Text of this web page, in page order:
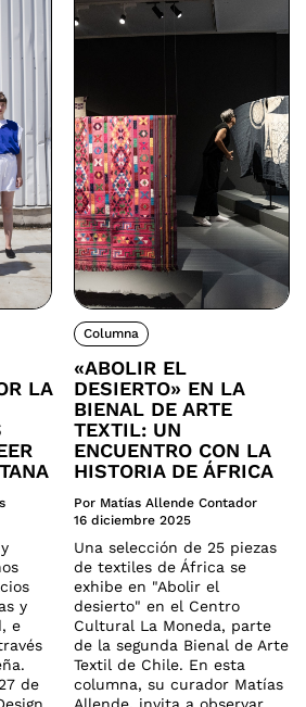
LA
y
e
de
Columna
«ABOLIR EL
DESIERTO» EN LA
BIENAL DE ARTE
TEXTIL: UN
ENCUENTRO CON LA
HISTORIA DE ÁFRICA
Por Matías Allende Contador
16 diciembre 2025
Una selección de 25 piezas
de textiles de África se
exhibe en "Abolir el
desierto" en el Centro
Cultural La Moneda, parte
de la segunda Bienal de Arte
Textil de Chile. En esta
columna, su curador Matías